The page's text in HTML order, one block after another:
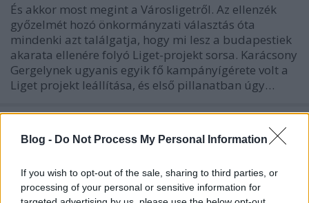
Blog - Do Not Process My Personal Information
If you wish to opt-out of the sale, sharing to third parties, or
processing of your personal or sensitive information for
És akkor most megint a Városligetről. Az ellenzék
győzelmét hozó önkormányzati választás óta
mindenki azt találgatja, hogy mi lesz a budapestiek
akarata ellenére folyó Liget-projekt sorsa. Karácsony
Gergelynek ugyanis egyik fő kampányígérete volt a
Liget projekt leállítása, és első pillanatban úgy…